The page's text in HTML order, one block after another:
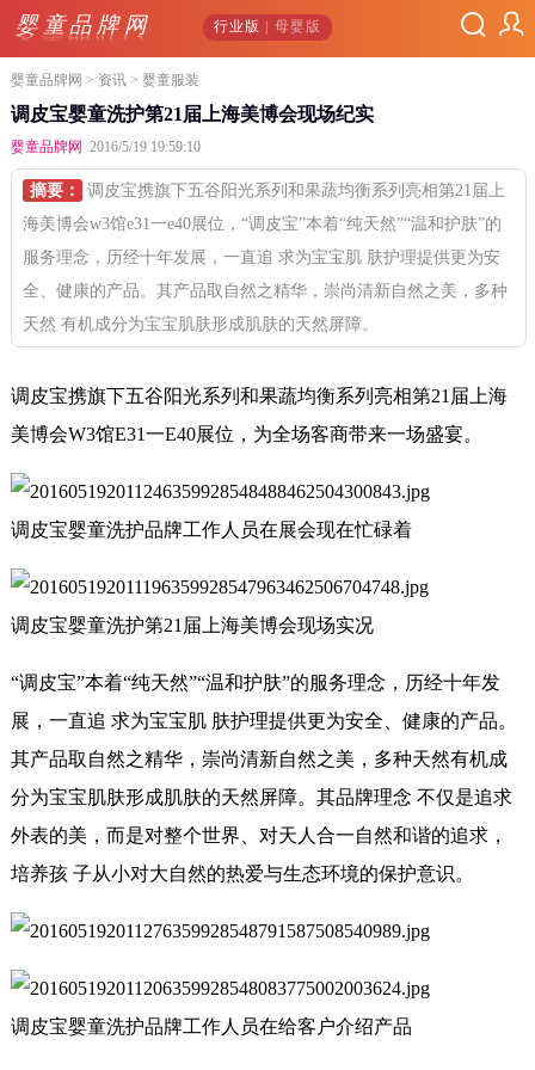
婴童品牌网 行业版 | 母婴版
婴童品牌网 > 资讯> 婴童服装
调皮宝婴童洗护第21届上海美博会现场纪实
婴童品牌网 2016/5/19 19:59:10
摘要：
调皮宝携旗下五谷阳光系列和果蔬均衡系列亮相第21届上
海美博会w3馆e31一e40展位，“调皮宝”本着“纯天然”“温和护肤”的
服务理念，历经十年发展，一直追 求为宝宝肌 肤护理提供更为安
全、健康的产品。其产品取自然之精华，崇尚清新自然之美，多种
天然 有机成分为宝宝肌肤形成肌肤的天然屏障。
调皮宝携旗下五谷阳光系列和果蔬均衡系列亮相第21届上海
美博会W3馆E31一E40展位，为全场客商带来一场盛宴。
调皮宝婴童洗护品牌工作人员在展会现在忙碌着
调皮宝婴童洗护第21届上海美博会现场实况
“调皮宝”本着“纯天然”“温和护肤”的服务理念，历经十年发
展，一直追 求为宝宝肌 肤护理提供更为安全、健康的产品。
其产品取自然之精华，崇尚清新自然之美，多种天然有机成
分为宝宝肌肤形成肌肤的天然屏障。其品牌理念 不仅是追求
外表的美，而是对整个世界、对天人合一自然和谐的追求，
培养孩 子从小对大自然的热爱与生态环境的保护意识。
调皮宝婴童洗护品牌工作人员在给客户介绍产品